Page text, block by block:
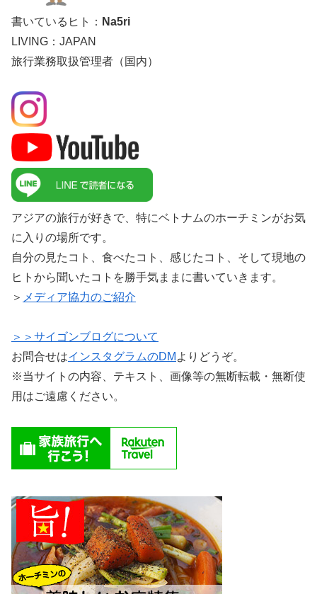
書いているヒト： Na5ri
LIVING：JAPAN
旅行業務取扱管理者（国内）
アジアの旅行が好きで、特にベトナムのホーチミンがお気
に入りの場所です。
自分の見たコト、食べたコト、感じたコト、そして現地の
ヒトから聞いたコトを勝手気ままに書いていきます。
＞ メディア協力のご紹介
＞＞サイゴンブログについて
お問合せはインスタグラムのDM よりどうぞ。
※当サイトの内容、テキスト、画像等の無断転載・無断使
用はご遠慮ください。